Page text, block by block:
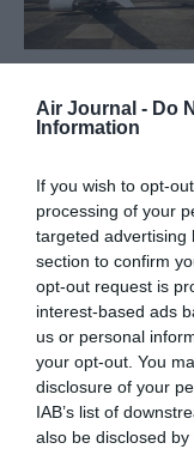
Air Journal - Do
Information
If you wish to opt-
processing of your
targeted advertising
section to confirm
opt-out request is
interest-based ads
us or personal
your opt-out. You
disclosure of your
IAB’s list of
also be disclosed